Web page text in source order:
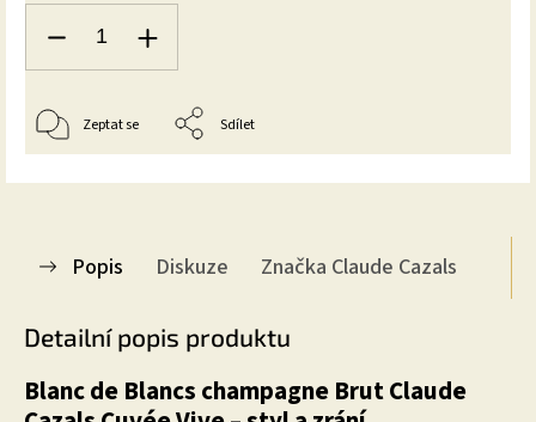
Zeptat se Sdílet
Popis Diskuze Značka Claude Cazals
Detailní popis produktu
Blanc de Blancs champagne Brut Claude